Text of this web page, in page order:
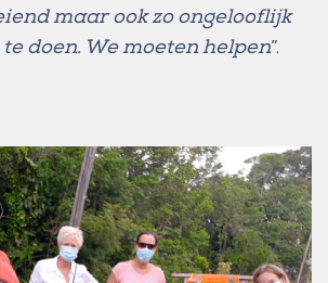
maar ook zo ongelooflijk
doen. We moeten helpen”.